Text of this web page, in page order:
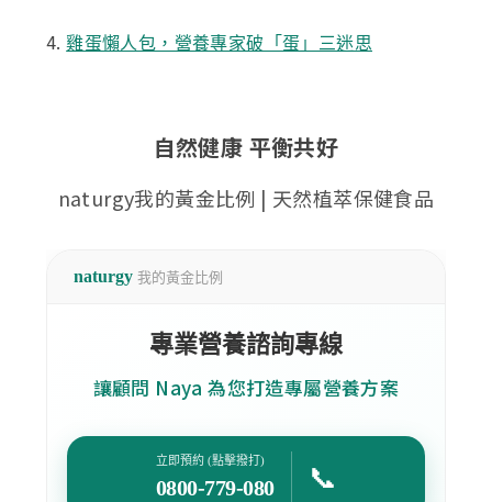
4.雞蛋懶人包，營養專家破「蛋」三迷思
自然健康 平衡共好
naturgy我的黃金比例 | 天然植萃保健食品
naturgy 我的黃金比例
專業營養諮詢專線
讓顧問 Naya 為您打造專屬營養方案
立即預約 (點擊撥打)
0800-779-080 📞